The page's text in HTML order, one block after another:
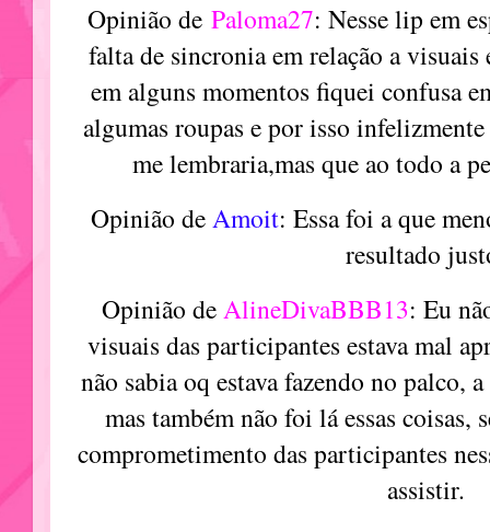
Opinião dePaloma27: Nesse lip em
falta de sincronia em relação a visuais
em alguns momentos fiquei confusa
algumas roupas e por isso
me lembraria,mas que ao todo a
Opinião deAmoit: Essa foi a que
resultado
Opinião deAlineDivaBBB13: Eu
visuais das participantes estava mal
não sabia oq estava fazendo no palco,
mas também não foi lá essas coisas,
comprometimento das participantes
assistir.